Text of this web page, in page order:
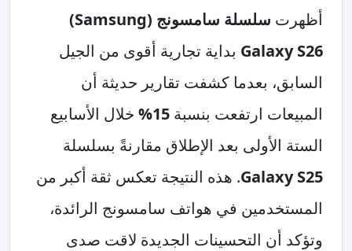
أظهرت
سلسلة سامسونج (Samsung)
Galaxy S26 بداية تجارية أقوى من الجيل
السابق، بعدما كشفت تقارير حديثة أن
المبيعات ارتفعت بنسبة 15%
خلال الأسابيع
الستة الأولى بعد الإطلاق مقارنةً بسلسلة
Galaxy S25. هذه النتيجة تعكس ثقة أكبر من
المستخدمين في هواتف سامسونج الرائدة،
وتؤكد أن التحسينات الجديدة لاقت صدى